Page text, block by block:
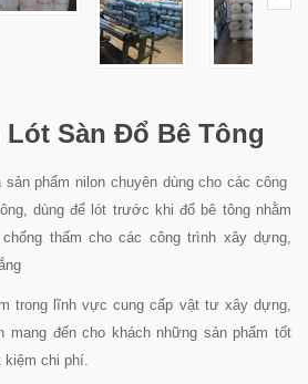
Sàn Đổ Bê Tông
phẩm nilon chuyên dùng cho các công
dùng để lót trước khi đổ bê tông nhằm
thấm cho các công trình xây dựng,
trong lĩnh vực cung cấp vật tư xây dựng,
mang đến cho khách những sản phẩm tốt
kiệm chi phí.